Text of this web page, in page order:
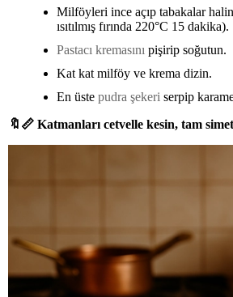
Milföyleri ince açıp tabakalar
ısıtılmış fırında 220°C 15 dakika).
Pastacı kremasını pişirip soğutun.
Kat kat milföy ve krema dizin.
En üste pudra şekeri serpip
🔖📏 Katmanları cetvelle kesin, tam